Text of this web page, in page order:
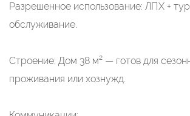
Разрешенное использование: ЛПХ +
обслуживание.
Строение: Дом 38 м² — готов для
проживания или хознужд.